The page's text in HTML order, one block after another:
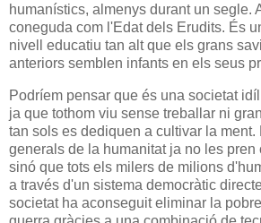
humanístics, almenys durant un segle.
coneguda com l'Edat dels Erudits. És
nivell educatiu tan alt que els grans
anteriors semblen infants en els seus
Podríem pensar que és una societat
ja que tothom viu sense treballar ni
tan sols es dediquen a cultivar la ment.
generals de la humanitat ja no les pren
sinó que tots els milers de milions
a través d'un sistema democràtic
societat ha aconseguit eliminar la